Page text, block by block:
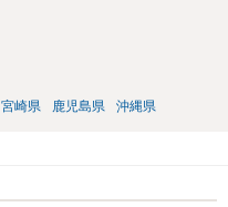
宮崎県 鹿児島県 沖縄県